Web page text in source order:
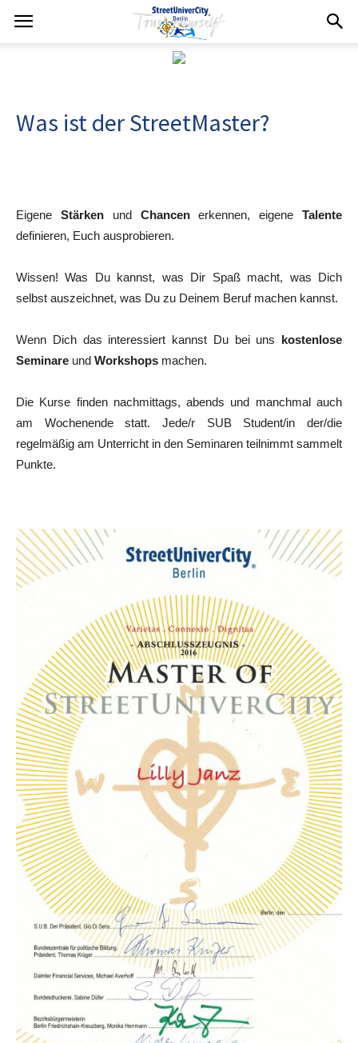
Was ist der StreetMaster?
Eigene Stärkenund Chancenerkennen, eigeneTalente
definieren, Euch ausprobieren.
Wissen! Was Du kannst, was Dir Spaß macht, was Dich
selbst auszeichnet, was Du zu Deinem Beruf machen kannst.
Wenn Dich das interessiert kannst Du bei uns kostenlose
Seminare und Workshops machen.
Die Kurse finden nachmittags, abends und manchmal auch
am Wochenende statt. Jede/r SUB Student/in der/die
regelmäßig am Unterricht in den Seminaren teilnimmt sammelt
Punkte.